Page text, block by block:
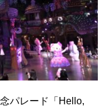
パレード「Hello,